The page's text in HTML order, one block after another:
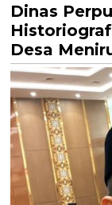
Dinas
Desa